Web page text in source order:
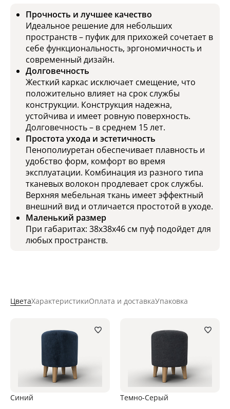
Прочность и лучшее качество
Идеальное решение для небольших
пространств – пуфик для прихожей сочетает в
себе функциональность, эргономичность и
современный дизайн.
Долговечность
Жесткий каркас исключает смещение, что
положительно влияет на срок службы
конструкции. Конструкция надежна,
устойчива и имеет ровную поверхность.
Долговечность – в среднем 15 лет.
Простота ухода и эстетичность
Пенополиуретан обеспечивает плавность и
удобство форм, комфорт во время
эксплуатации. Комбинация из разного типа
тканевых волокон продлевает срок службы.
Верхняя мебельная ткань имеет эффектный
внешний вид и отличается простотой в уходе.
Маленький размер
При габаритах: 38х38х46 см пуф подойдет для
любых пространств.
ЦветаХарактеристикиОплата и доставкаУпаковка
Синий Темно-Серый